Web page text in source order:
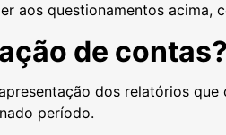
aos questionamentos acima,
de contas?
dos relatórios
período.